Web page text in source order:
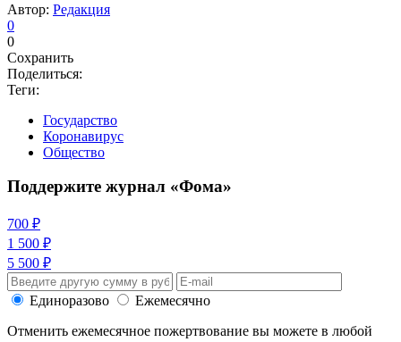
Автор: Редакция
0
0
Сохранить
Поделиться:
Теги:
Государство
Коронавирус
Общество
Поддержите журнал «Фома»
700 ₽
1 500 ₽
5 500 ₽
Единоразово
Ежемесячно
Отменить ежемесячное пожертвование вы можете в любой